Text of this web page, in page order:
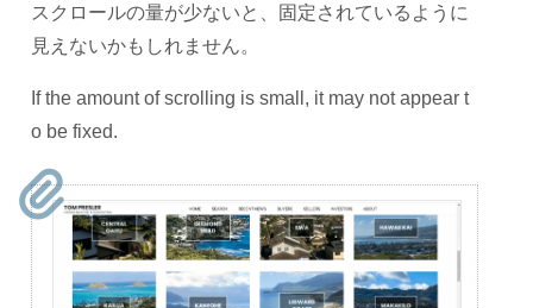
スクロールの量が少ないと、固定されているように
見えないかもしれません。
If the amount of scrolling is small, it may not appear t
o be fixed.